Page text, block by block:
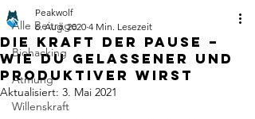
Alle Beiträge
Biohacking
Atmung
Willenskraft
Die Kraft der Pause –
wie du gelassener und
produktiver wirst
Peakwolf
6. Aug. 2020 4 Min. Lesezeit
Aktualisiert: 3. Mai 2021